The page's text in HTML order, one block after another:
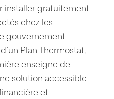
installer gratuitement
chez les
gouvernement
Plan Thermostat,
enseigne de
solution accessible
et